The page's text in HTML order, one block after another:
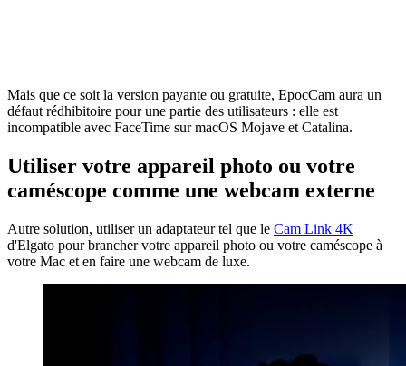
Mais que ce soit la version payante ou gratuite, EpocCam aura un
défaut rédhibitoire pour une partie des utilisateurs : elle est
incompatible avec FaceTime sur macOS Mojave et Catalina.
Utiliser votre appareil photo ou votre
caméscope comme une webcam externe
Autre solution, utiliser un adaptateur tel que le Cam Link 4K
d'Elgato pour brancher votre appareil photo ou votre caméscope à
votre Mac et en faire une webcam de luxe.